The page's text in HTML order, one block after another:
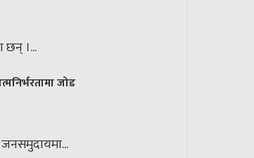
छन् ।...
जोड
जनसमुदायमा...